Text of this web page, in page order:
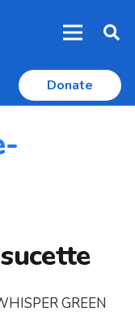
Donate
GREEN